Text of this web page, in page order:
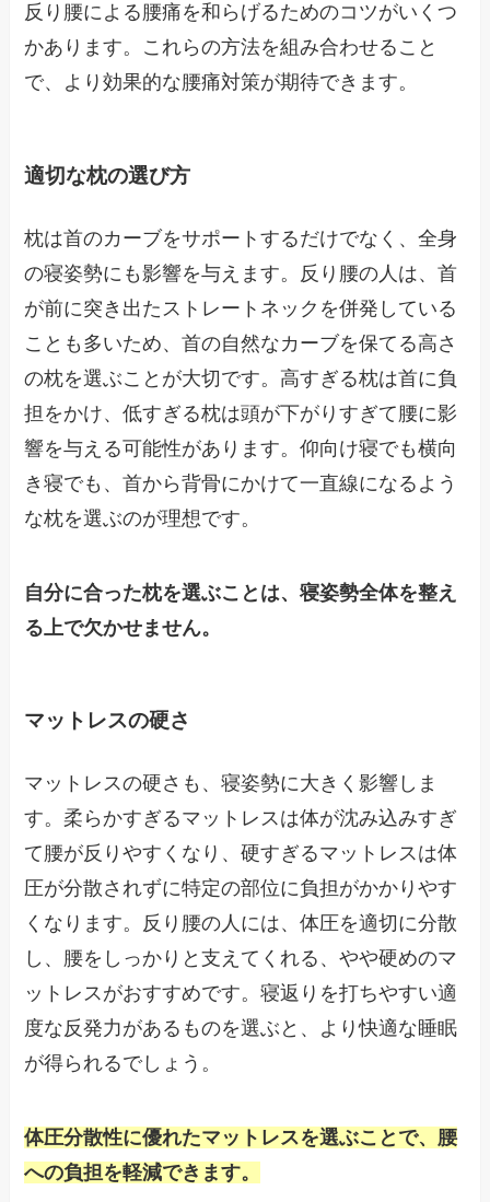
反り腰による腰痛を和らげるためのコツがいくつ
かあります。これらの方法を組み合わせること
で、より効果的な腰痛対策が期待できます。
適切な枕の選び方
枕は首のカーブをサポートするだけでなく、全身
の寝姿勢にも影響を与えます。反り腰の人は、首
が前に突き出たストレートネックを併発している
ことも多いため、首の自然なカーブを保てる高さ
の枕を選ぶことが大切です。高すぎる枕は首に負
担をかけ、低すぎる枕は頭が下がりすぎて腰に影
響を与える可能性があります。仰向け寝でも横向
き寝でも、首から背骨にかけて一直線になるよう
な枕を選ぶのが理想です。
自分に合った枕を選ぶことは、寝姿勢全体を整え
る上で欠かせません。
マットレスの硬さ
マットレスの硬さも、寝姿勢に大きく影響しま
す。柔らかすぎるマットレスは体が沈み込みすぎ
て腰が反りやすくなり、硬すぎるマットレスは体
圧が分散されずに特定の部位に負担がかかりやす
くなります。反り腰の人には、体圧を適切に分散
し、腰をしっかりと支えてくれる、やや硬めのマ
ットレスがおすすめです。寝返りを打ちやすい適
度な反発力があるものを選ぶと、より快適な睡眠
が得られるでしょう。
体圧分散性に優れたマットレスを選ぶことで、腰
への負担を軽減できます。